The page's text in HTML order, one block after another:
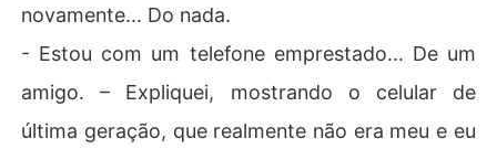
novamente... Do nada.
- Estou com um telefone emprestado... De um
amigo. – Expliquei, mostrando o celular de
última geração, que realmente não era meu e eu